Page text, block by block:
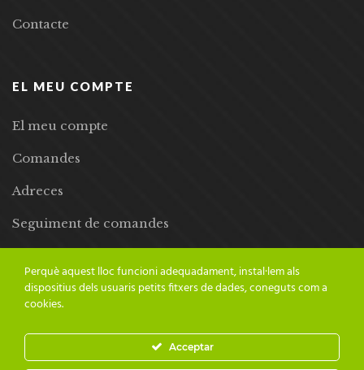
Contacte
EL MEU COMPTE
El meu compte
Comandes
Adreces
Seguiment de comandes
Perquè aquest lloc funcioni adequadament, instal·lem als
dispositius dels usuaris petits fitxers de dades, coneguts com a
cookies.
Acceptar